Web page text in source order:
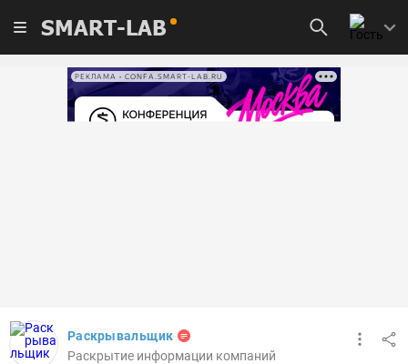
SMART-LAB
РЕКЛАМА • CONFA.SMART-LAB.RU
Раскрывальщик
Раскрытие информации компаний